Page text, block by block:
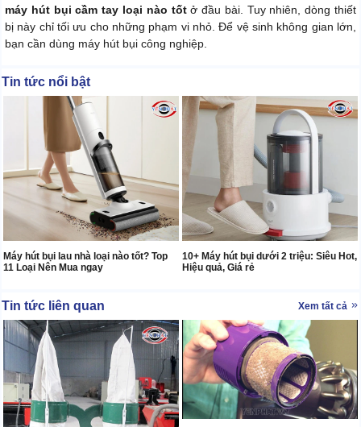
máy hút bụi cầm tay loại nào tốtở đầu bài. Tuy nhiên, dòng thiết
bị này chỉ tối ưu cho những phạm vi nhỏ. Để vệ sinh không gian lớn,
bạn cần dùng máy hút bụi công nghiệp.
Tin tức nổi bật
Máy hút bụi lau nhà loại nào tốt? Top
11 Loại Nên Mua ngay
10+ Máy hút bụi dưới 2 triệu: Siêu Hot,
Hiệu quả, Giá rẻ
Tin tức liên quan Xem tất cả